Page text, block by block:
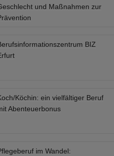
und Maßnahmen zur
BIZ
Köchin: ein vielfältiger Beruf
Abenteuerbonus
im Wandel: